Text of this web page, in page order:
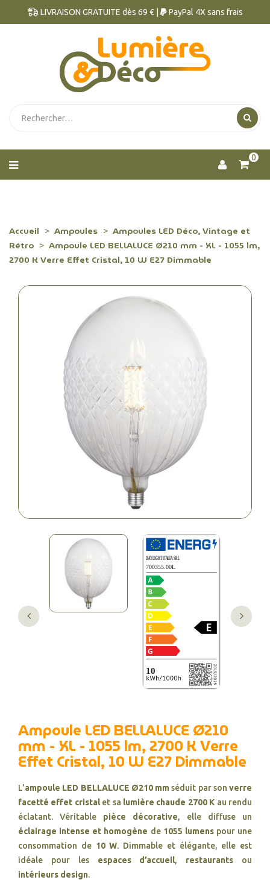
LIVRAISON GRATUITE dès 69 € | PayPal 4X sans frais
0
Accueil Ampoules
Ampoules LED Déco, Vintage et
Rétro
Ampoule LED BELLALUCE Ø210 mm - XL - 1055 lm,
2700 K Verre Effet Cristal, 10 W E27 Dimmable
Ampoule LED BELLALUCE Ø210
mm - XL - 1055 lm, 2700 K Verre
Effet Cristal, 10 W E27 Dimmable
L’ampoule LED BELLALUCE Ø210 mmséduit par son verre
facetté effet cristalet sa lumière chaude 2700 K au rendu
éclatant. Véritable pièce décorative, elle diffuse un
éclairage intense et homogène de 1055 lumenspour une
consommation de 10 W. Dimmable et élégante, elle est
idéale pour les espaces d’accueil, restaurants ou
intérieurs design.